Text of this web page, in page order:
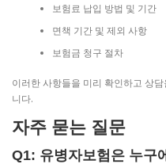
보험료 납입 방법 및 기간
면책 기간 및 제외 사항
보험금 청구 절차
이러한 사항들을 미리 확인하고 상
니다.
자주 묻는 질문
Q1: 유병자보험은 누구